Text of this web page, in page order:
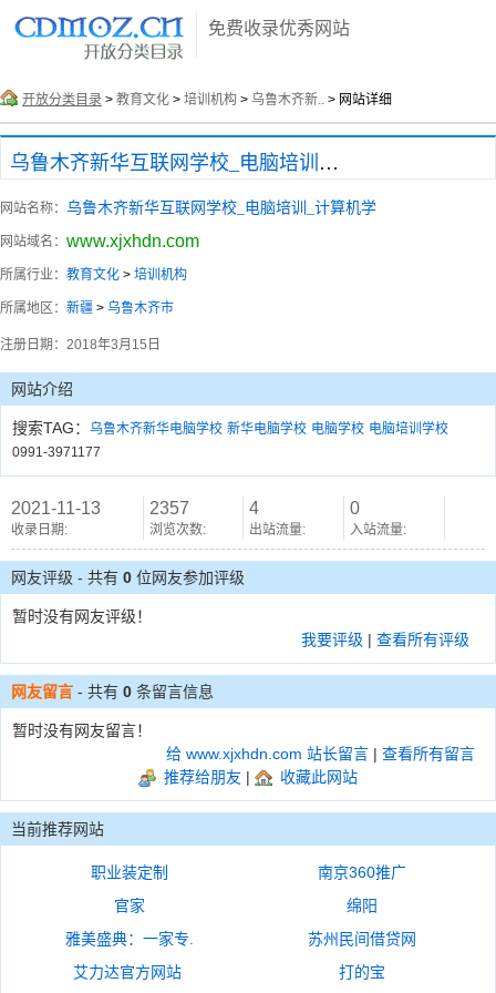
免费收录优秀网站
开放分类目录 > 教育文化 > 培训机构 > 乌鲁木齐新.. > 网站详细
乌鲁木齐新华互联网学校_电脑培训_计算机学
网站名称： 乌鲁木齐新华互联网学校_电脑培训_计算机学
网站域名： www.xjxhdn.com
所属行业： 教育文化 > 培训机构
所属地区： 新疆 > 乌鲁木齐市
注册日期： 2018年3月15日
网站介绍
搜索TAG： 乌鲁木齐新华电脑学校 新华电脑学校 电脑学校 电脑培训学校
0991-3971177
2021-11-13
收录日期:
2357
浏览次数:
4
出站流量:
0
入站流量:
网友评级 - 共有 0 位网友参加评级
暂时没有网友评级！
我要评级 | 查看所有评级
网友留言 - 共有 0 条留言信息
暂时没有网友留言！
给 www.xjxhdn.com 站长留言 | 查看所有留言
推荐给朋友 | 收藏此网站
当前推荐网站
职业装定制
南京360推广
官家
绵阳
雅美盛典：一家专.
苏州民间借贷网
艾力达官方网站
打的宝